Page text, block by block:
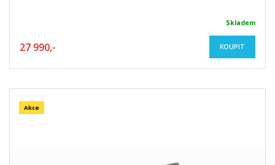
Skladem
27 990,- KOUPIT
Akce